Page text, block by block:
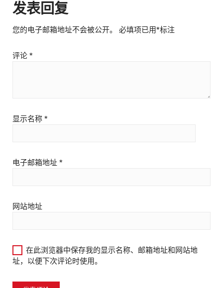
发表回复
您的电子邮箱地址不会被公开。 必填项已用*标注
评论 *
显示名称 *
电子邮箱地址 *
网站地址
在此浏览器中保存我的显示名称、邮箱地址和网站地
址，以便下次评论时使用。